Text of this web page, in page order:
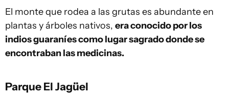
El monte que rodea a las grutas es abundante en
plantas y árboles nativos, era conocido por los
indios guaraníes como lugar sagrado donde se
encontraban las medicinas.
Parque El Jagüel